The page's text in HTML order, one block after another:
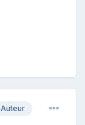
Auteur